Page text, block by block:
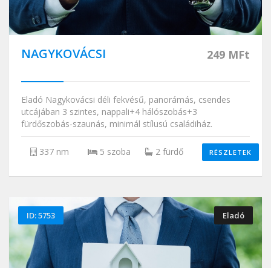
NAGYKOVÁCSI 249 MFt
Eladó Nagykovácsi déli fekvésű, panorámás, csendes
utcájában 3 szintes, nappali+4 hálószobás+3
fürdőszobás-szaunás, minimál stílusú családiház.
337 nm 5 szoba 2 fürdő RÉSZLETEK
ID: 5753 Eladó